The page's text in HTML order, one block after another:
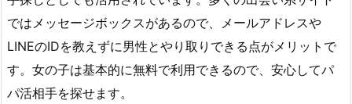
ではメッセージボックスがあるので、メールアドレスや
LINEのIDを教えずに男性とやり取りできる点がメリットで
す。女の子は基本的に無料で利用できるので、安心してパ
パ活相手を探せます。